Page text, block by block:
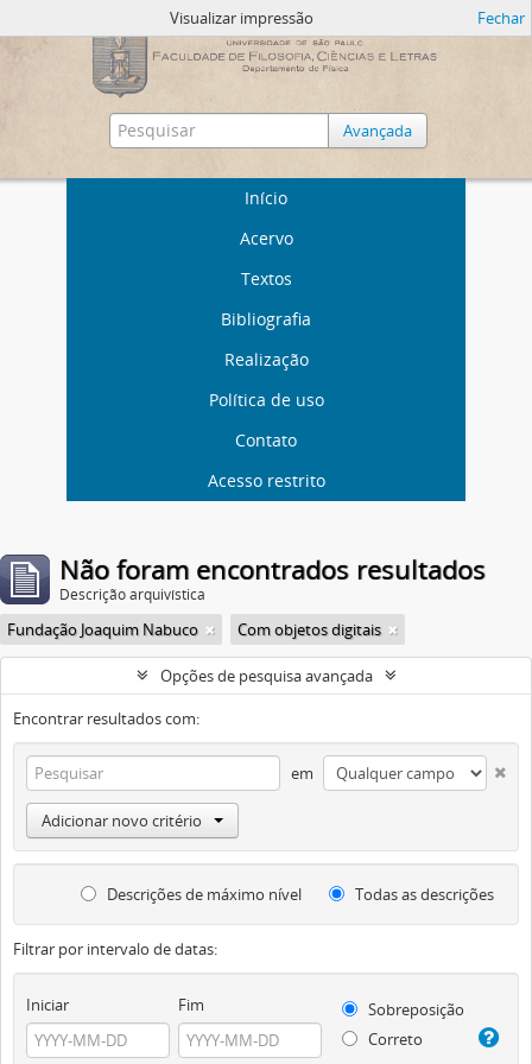
Avançada
Início
Acervo
Textos
Bibliografia
Realização
Política de uso
Contato
Acesso restrito
Visualizar impressão Fechar
Não foram encontrados resultados
Descrição arquivística
Fundação Joaquim Nabuco Com objetos digitais
Opções de pesquisa avançada
Encontrar resultados com:
em
Adicionar novo critério
Descrições de máximo nível Todas as descrições
Filtrar por intervalo de datas:
Iniciar Fim
Sobreposição
Correto